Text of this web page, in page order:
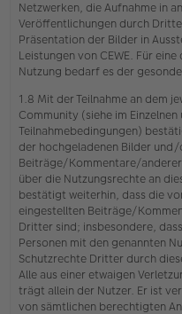
Netzwerken, die Aufnahme in
Veröffentlichungen durch
Präsentation der Bilder in
Leistungen von CEWE. Für
Nutzung bedarf es der
1.8 Mit der Teilnahme an dem
Community (siehe im
Teilnahmebedingungen)
der hochgeladenen Bilder
Beiträge/Kommentare/
über die Nutzungsrechte an
bestätigt weiterhin, dass die
eingestellten Beiträge/
Dritter sind; insbesondere,
Personen mit den genannten
Schutzrechte Dritter durch
Alle aus einer etwaigen
trägt allein der Nutzer. Er ist
von sämtlichen berechtigten